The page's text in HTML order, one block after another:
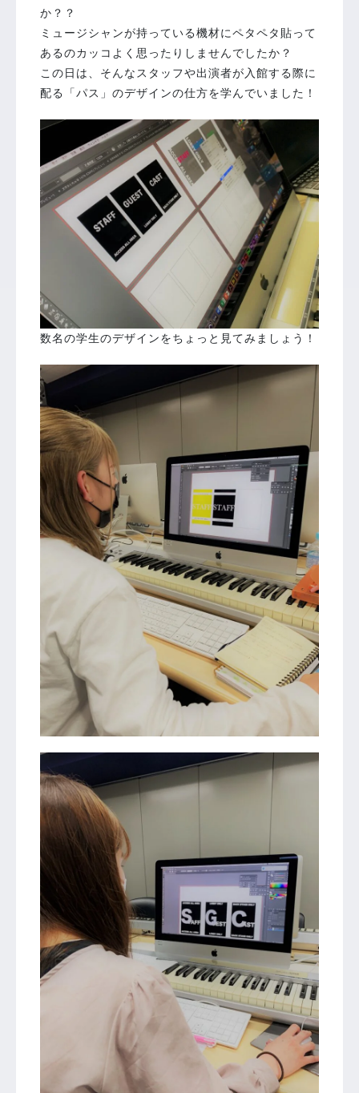
か？？
ミュージシャンが持っている機材にペタペタ貼って
あるのカッコよく思ったりしませんでしたか？
この日は、そんなスタッフや出演者が入館する際に
配る「パス」のデザインの仕方を学んでいました！
数名の学生のデザインをちょっと見てみましょう！